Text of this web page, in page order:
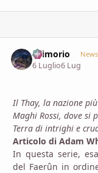
Grimorio
6 Luglio6 Lug
Il Thay, la nazione
Maghi Rossi, dove si
Terra di intrighi e
Articolo di Adam
In questa serie,
del Faerûn in